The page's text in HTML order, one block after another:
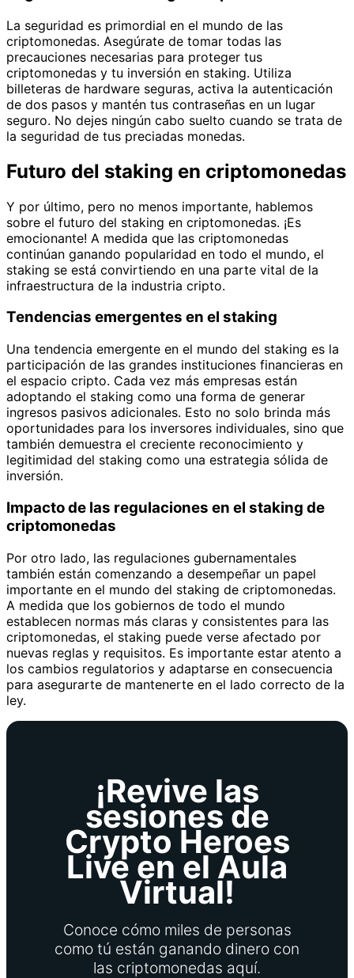
La seguridad es primordial en el mundo de las
criptomonedas. Asegúrate de tomar todas las
precauciones necesarias para proteger tus
criptomonedas y tu inversión en staking. Utiliza
billeteras de hardware seguras, activa la autenticación
de dos pasos y mantén tus contraseñas en un lugar
seguro. No dejes ningún cabo suelto cuando se trata de
la seguridad de tus preciadas monedas.
Futuro del staking en criptomonedas
Y por último, pero no menos importante, hablemos
sobre el futuro del staking en criptomonedas. ¡Es
emocionante! A medida que las criptomonedas
continúan ganando popularidad en todo el mundo, el
staking se está convirtiendo en una parte vital de la
infraestructura de la industria cripto.
Tendencias emergentes en el staking
Una tendencia emergente en el mundo del staking es la
participación de las grandes instituciones financieras en
el espacio cripto. Cada vez más empresas están
adoptando el staking como una forma de generar
ingresos pasivos adicionales. Esto no solo brinda más
oportunidades para los inversores individuales, sino que
también demuestra el creciente reconocimiento y
legitimidad del staking como una estrategia sólida de
inversión.
Impacto de las regulaciones en el staking de
criptomonedas
Por otro lado, las regulaciones gubernamentales
también están comenzando a desempeñar un papel
importante en el mundo del staking de criptomonedas.
A medida que los gobiernos de todo el mundo
establecen normas más claras y consistentes para las
criptomonedas, el staking puede verse afectado por
nuevas reglas y requisitos. Es importante estar atento a
los cambios regulatorios y adaptarse en consecuencia
para asegurarte de mantenerte en el lado correcto de la
ley.
¡Revive las
sesiones de
Crypto Heroes
Live en el Aula
Virtual!
Conoce cómo miles de personas
como tú están ganando dinero con
las criptomonedas aquí.